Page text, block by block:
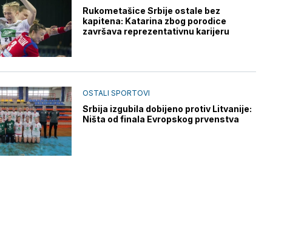
Rukometašice Srbije ostale bez
kapitena: Katarina zbog porodice
završava reprezentativnu karijeru
OSTALI SPORTOVI
Srbija izgubila dobijeno protiv Litvanije:
Ništa od finala Evropskog prvenstva